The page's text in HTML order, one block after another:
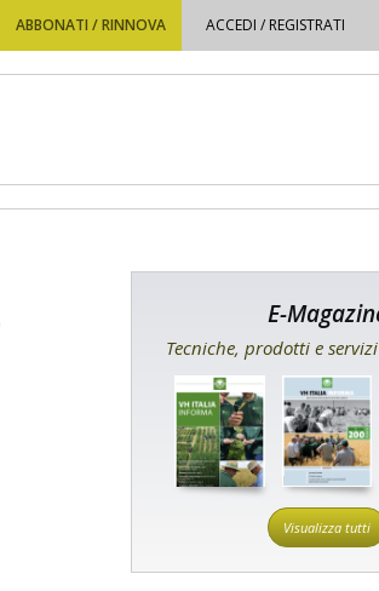
ABBONATI / RINNOVA ACCEDI / REGISTRATI
E-
Tecniche, prodotti e
Visualizza tutti